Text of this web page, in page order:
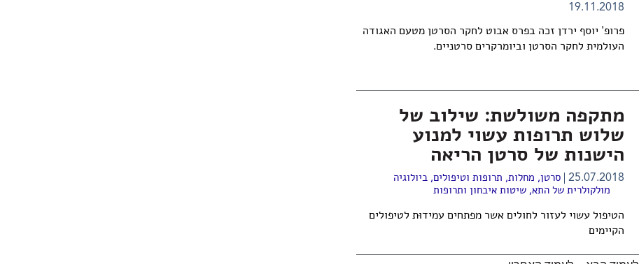
19.11.2018
פרופ' יוסף ירדן זכה בפרס אבוט לחקר הסרטן מטעם האגודה
העולמית לחקר הסרטן וביומרקרים סרטניים.
מתקפה משולשת: שילוב של
שלוש תרופות עשוי למנוע
הישנות של סרטן הריאה
25.07.2018 סרטן, מחלות, תרופות וטיפולים,ביולוגיה
מולקולרית של התא,שיטות איבחון ותרופות
הטיפול עשוי לעזור לחולים אשר מפתחים עמידוּת לטיפולים
הקיימים